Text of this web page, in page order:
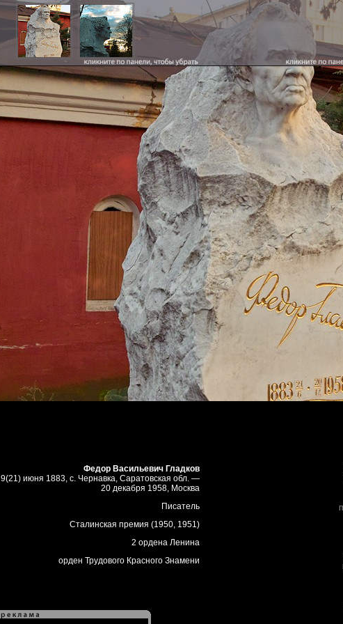
Федор Васильевич Гладков
9(21) июня 1883, с. Чернавка, Саратовская обл. —
20 декабря 1958, Москва
Писатель
Сталинская премия (1950, 1951)
2 ордена Ленина
орден Трудового Красного Знамени